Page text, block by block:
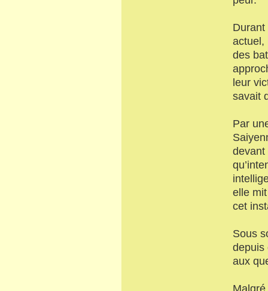
actuel,
des
leur
savait
Par
devant
elle
cet
Sous
depuis
aux
Malgré